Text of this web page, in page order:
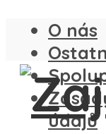
O nás
údajů